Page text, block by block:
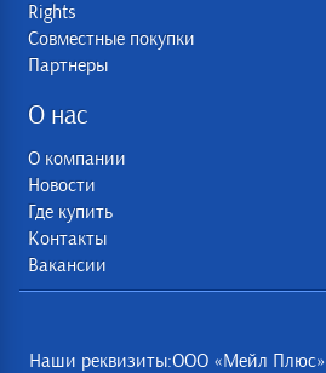
Rights
Совместные покупки
Партнеры
О нас
О компании
Новости
Где купить
Контакты
Вакансии
Наши реквизиты:ООО «Мейл Плюс»